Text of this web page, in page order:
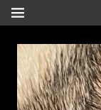
Aller
au
contenu
MENU